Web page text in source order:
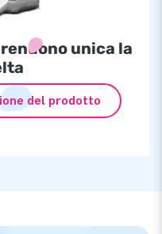
unica la
del prodotto